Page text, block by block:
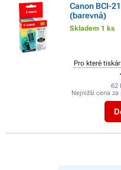
Canon BCI-
(barevná)
Skladem 1 ks
62
Nejnižší cena za
Pro které